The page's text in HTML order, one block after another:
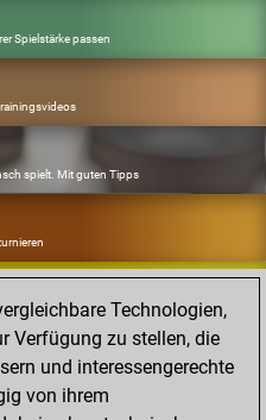
Spielstärke passen
spielt. Mit guten Tipps
Technologien,
Verfügung zu stellen, die
und interessengerechte
von ihrem